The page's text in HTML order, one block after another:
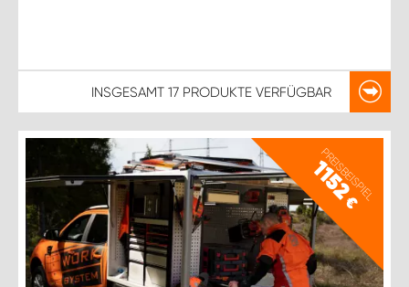
INSGESAMT 17 PRODUKTE VERFÜGBAR
PREISBEISPIEL
1152
€